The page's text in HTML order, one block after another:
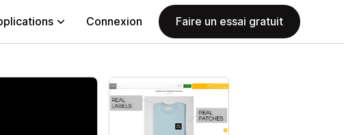
Connexion Faire un essai gratuit